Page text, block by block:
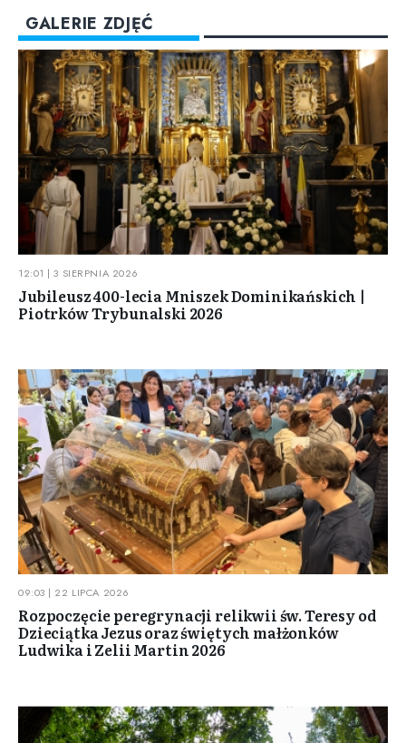
GALERIE ZDJĘĆ
12:01 | 3 SIERPNIA 2026
Jubileusz 400-lecia Mniszek Dominikańskich |
Piotrków Trybunalski 2026
09:03 | 22 LIPCA 2026
Rozpoczęcie peregrynacji relikwii św. Teresy od
Dzieciątka Jezus oraz świętych małżonków
Ludwika i Zelii Martin 2026